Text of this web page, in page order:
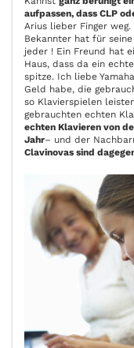
aufpassen, dass CLP
Arius lieber Finger weg.
Bekannter hat für
jeder ! Ein Freund hat
Haus, dass da ein
spitze. Ich liebe
Geld habe, die
so Klavierspielen
gebrauchten echten
echten Klavieren von
Jahr– und der
Clavinovas sind